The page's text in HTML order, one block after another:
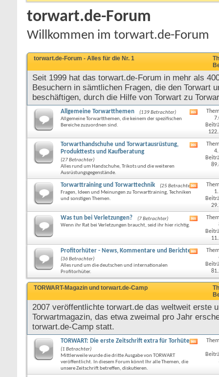
torwart.de-Forum
Willkommen im torwart.de-Forum
torwart.de-Forum - Alles für die Nr. 1
Seit 1999 hat das torwart.de-Forum in mehr als
Besuchern in sämtlichen Fragen, die den Torwart
beschäftigen, durch die Hilfe von Torwart zu
Allgemeine Torwartthemen
(139 Betrachter)
Allgemeine Torwartthemen, die keinem der spezifischen
Bereiche zuzuordnen sind.
RSS-
dieses
Forums
Torwarthandschuhe und Torwartausrüstung,
Produkttests und Kaufberatung
(27 Betrachter)
Alles rund um Handschuhe, Trikots und die weiteren
Ausrüstungsgegenstände.
RSS-
dieses
Forums
Torwarttraining und Torwarttechnik
(25 Betrachter)
Fragen, Ideen und Meinungen zu Torwarttraining, Techniken
und sonstigen Themen.
RSS-
dieses
Forums
Was tun bei Verletzungen?
(7 Betrachter)
Wenn ihr Rat bei Verletzungen braucht, seid ihr hier richtig.
RSS-
dieses
Forums
Profitorhüter - News, Kommentare und Berichte
(36 Betrachter)
Alles rund um die deutschen und internationalen
Profitorhüter.
RSS-
dieses
Forums
TORWART-Magazin und torwart.de-Camp
2007 veröffentlichte torwart.de das weltweit erste
Torwartmagazin, das etwa zweimal pro Jahr
torwart.de-Camp statt.
TORWART: Die erste Zeitschrift extra für Torhüter
(1 Betrachter)
Mittlerweile wurde die dritte Ausgabe von TORWART
veröffentlicht. In diesem Forum könnt Ihr alle Themen, die
unsere Zeitschrift betreffen, diskutieren.
RSS-
dieses